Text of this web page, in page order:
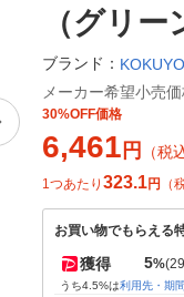
（グリ
ブランド： KOKUYO
メーカー希望小売価
30%OFF価格
6,461 円 （税
1つあたり 323.1円 （
お買い物でもらえる
獲得 5%
うち4.5%は利用先・期